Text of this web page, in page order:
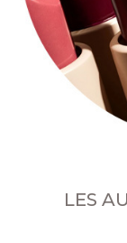
LES